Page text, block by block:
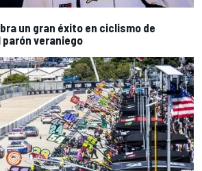
un gran éxito en ciclismo de
veraniego